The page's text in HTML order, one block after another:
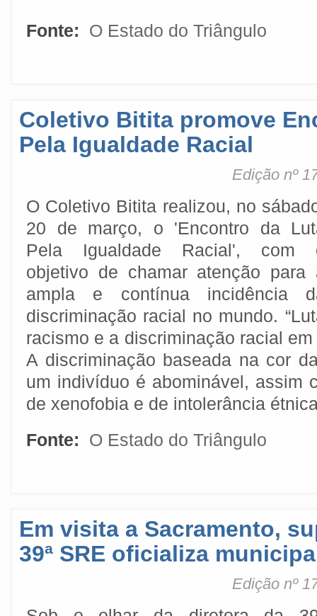
Fonte: O Estado do Triângulo
Coletivo Bitita promove
Pela Igualdade Racial
Edição nº
O Coletivo Bitita realizou, no
20 de março, o 'Encontro da
Pela Igualdade Racial', com
objetivo de chamar atenção para
ampla e contínua incidência
discriminação racial no mundo.
racismo e a discriminação racial
A discriminação baseada na cor
um indivíduo é abominável, assim
de xenofobia e de intolerância
Fonte:
O Estado do Triângulo
Em visita a Sacramento,
39ª SRE oficializa
Edição nº